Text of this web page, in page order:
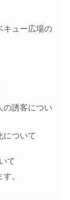
ュー広場の
誘客につい
ついて
て
。